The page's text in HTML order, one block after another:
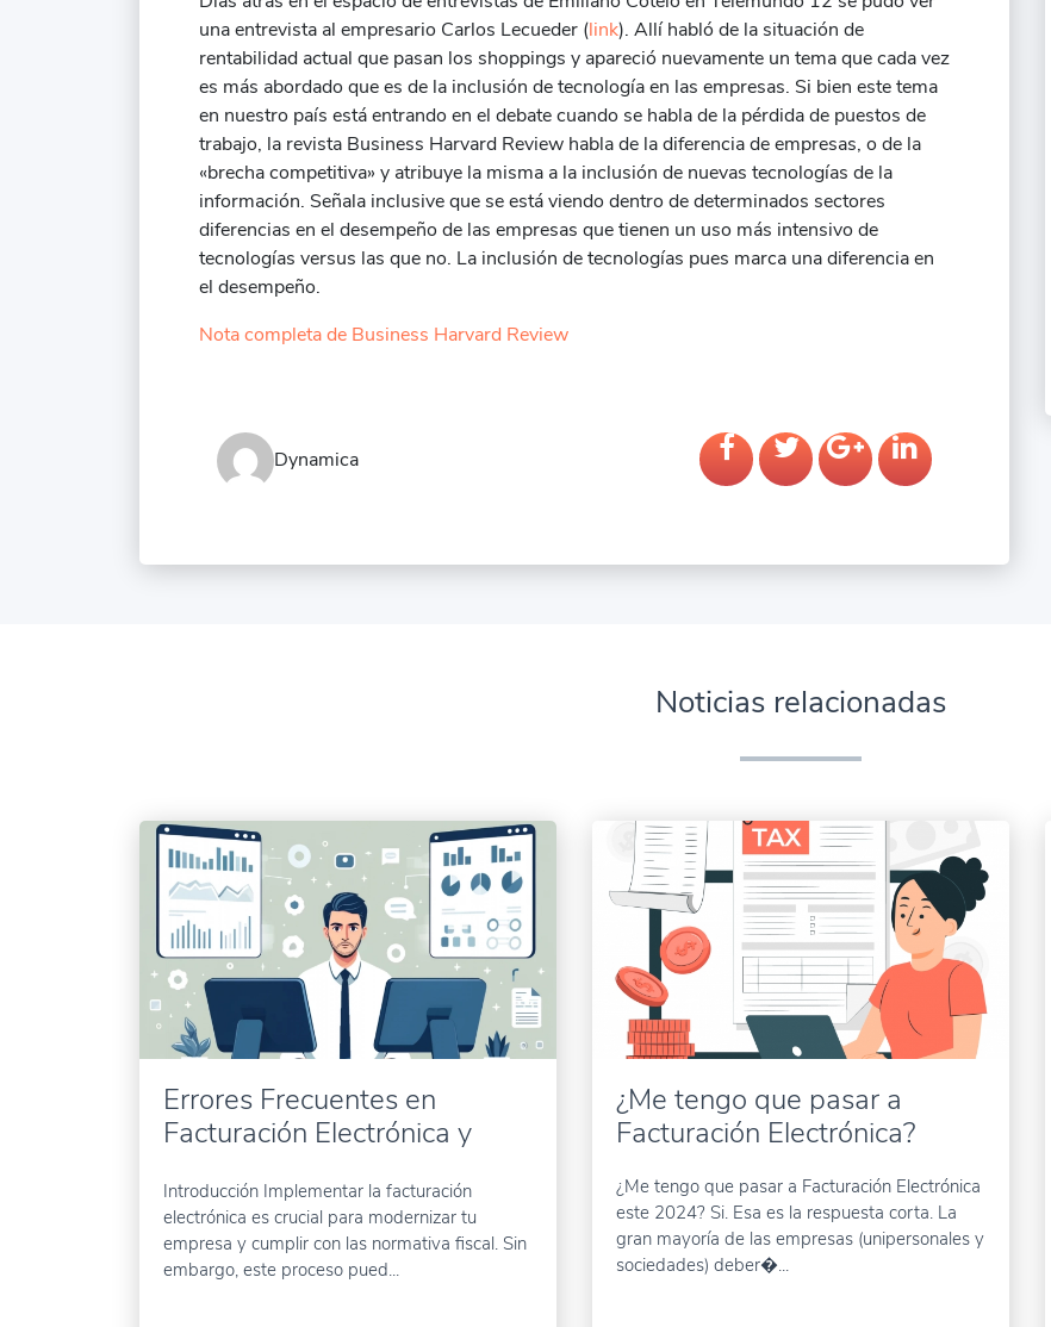
una entrevista al empresario Carlos Lecueder (link). Allí habló de la situación de
rentabilidad actual que pasan los shoppings y apareció nuevamente un tema que cada vez
es más abordado que es de la inclusión de tecnología en las empresas. Si bien este tema
en nuestro país está entrando en el debate cuando se habla de la pérdida de puestos de
trabajo, la revista Business Harvard Review habla de la diferencia de empresas, o de la
«brecha competitiva» y atribuye la misma a la inclusión de nuevas tecnologías de la
información. Señala inclusive que se está viendo dentro de determinados sectores
diferencias en el desempeño de las empresas que tienen un uso más intensivo de
tecnologías versus las que no. La inclusión de tecnologías pues marca una diferencia en
el desempeño.
Nota completa de Business Harvard Review
Dynamica
Noticias relacionadas
Errores Frecuentes en
Facturación Electrónica y
Introducción Implementar la facturación
electrónica es crucial para modernizar tu
empresa y cumplir con las normativa fiscal. Sin
embargo, este proceso pued...
¿Me tengo que pasar a
Facturación Electrónica?
¿Me tengo que pasar a Facturación Electrónica
este 2024? Si. Esa es la respuesta corta. La
gran mayoría de las empresas (unipersonales y
sociedades) deber�...